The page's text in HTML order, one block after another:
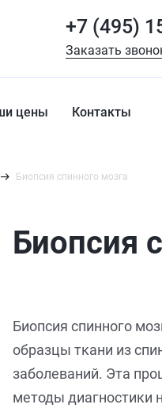
+7 (495)
Заказать
цены Контакты
Биопсия спинного мозга
Биопсия
Биопсия спинного
образцы ткани из
заболеваний. Эта
методы диагностики